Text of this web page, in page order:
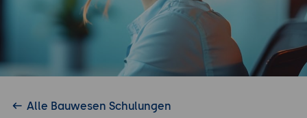
Alle Bauwesen Schulungen